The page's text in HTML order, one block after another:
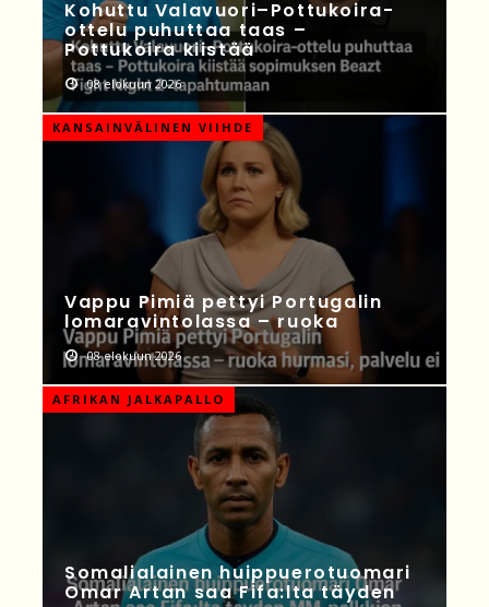
Kohuttu Valavuori–Pottukoira-
ottelu puhuttaa taas –
Pottukoira kiistää
08 elokuun 2026
KANSAINVÄLINEN VIIHDE
Vappu Pimiä pettyi Portugalin
lomaravintolassa – ruoka
08 elokuun 2026
AFRIKAN JALKAPALLO
Somalialainen huippuerotuomari
Omar Artan saa Fifa:lta täyden